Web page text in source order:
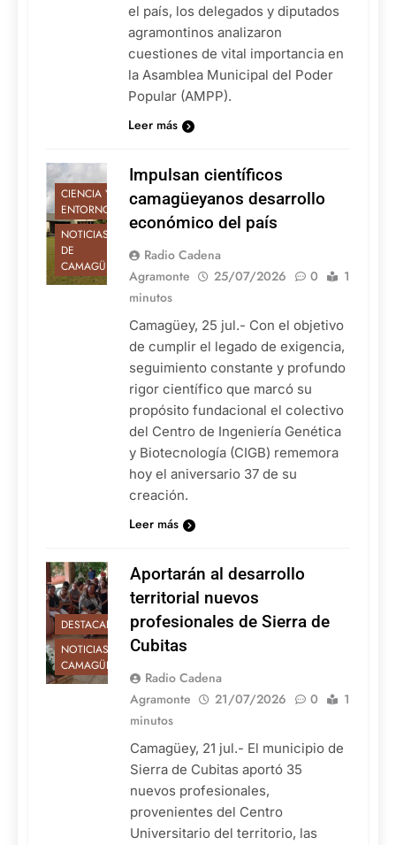
el país, los delegados y diputados
agramontinos analizaron
cuestiones de vital importancia en
la Asamblea Municipal del Poder
Popular (AMPP).
Leer más
CIENCIA Y
ENTORNO
NOTICIAS
DE
CAMAGÜEY
Impulsan científicos
camagüeyanos desarrollo
económico del país
Radio Cadena
Agramonte
25/07/2026 0
1
minutos
Camagüey, 25 jul.- Con el objetivo
de cumplir el legado de exigencia,
seguimiento constante y profundo
rigor científico que marcó su
propósito fundacional el colectivo
del Centro de Ingeniería Genética
y Biotecnología (CIGB) rememora
hoy el aniversario 37 de su
creación.
Leer más
DESTACADAS
NOTICIAS DE
CAMAGÜEY
Aportarán al desarrollo
territorial nuevos
profesionales de Sierra de
Cubitas
Radio Cadena
Agramonte
21/07/2026 0
1
minutos
Camagüey, 21 jul.- El municipio de
Sierra de Cubitas aportó 35
nuevos profesionales,
provenientes del Centro
Universitario del territorio, las